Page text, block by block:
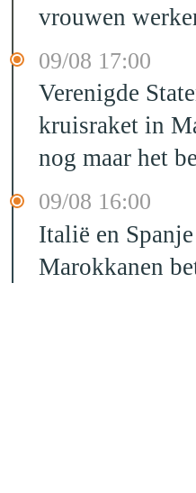
vrouwen
09/08 17:00
Verenigde
kruisraket in
nog maar het
09/08 16:00
Italië en
Marokkanen